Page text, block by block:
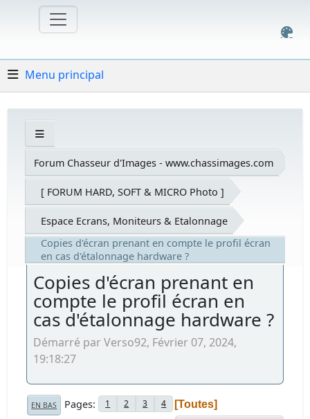
Menu principal
Forum Chasseur d'Images - www.chassimages.com
[ FORUM HARD, SOFT & MICRO Photo ]
Espace Ecrans, Moniteurs & Etalonnage
Copies d'écran prenant en compte le profil écran
en cas d'étalonnage hardware ?
Copies d'écran prenant en
compte le profil écran en
cas d'étalonnage hardware ?
Démarré par Verso92, Février 07, 2024,
19:18:27
EN BAS Pages 1 2 3 4 Toutes